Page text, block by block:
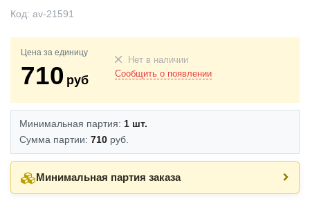
Код: av-21591
Цена за единицу
710 руб
Нет в наличии
Сообщить о появлении
Минимальная партия: 1 шт.
Сумма партии: 710 руб.
Минимальная партия заказа